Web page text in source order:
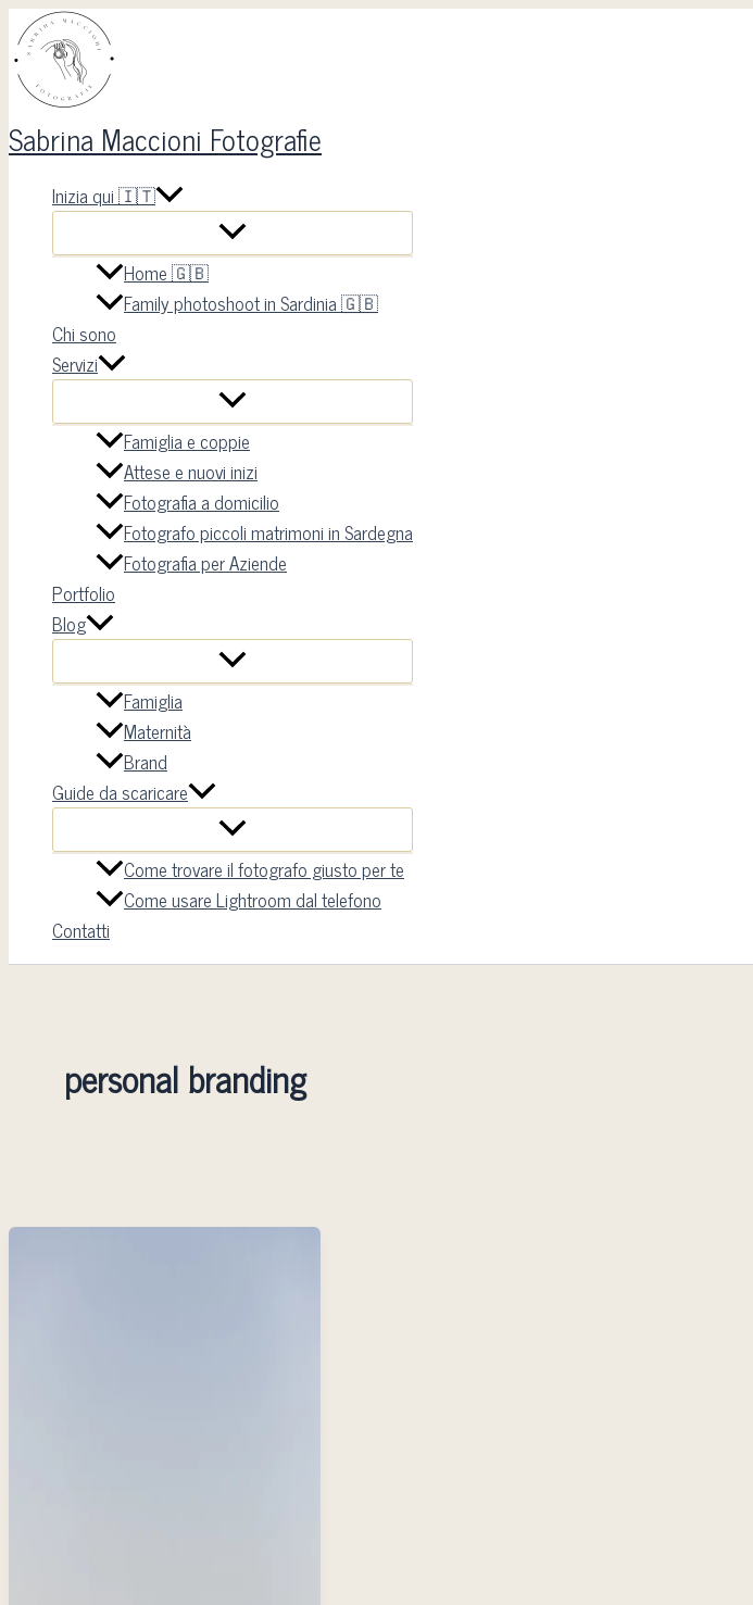
Vai
al
contenuto
Sabrina Maccioni Fotografie
Inizia qui 🇮🇹
Home 🇬🇧
Family photoshoot in Sardinia 🇬🇧
Chi sono
Servizi
Famiglia e coppie
Attese e nuovi inizi
Fotografia a domicilio
Fotografo piccoli matrimoni in Sardegna
Fotografia per Aziende
Portfolio
Blog
Famiglia
Maternità
Brand
Guide da scaricare
Come trovare il fotografo giusto per te
Come usare Lightroom dal telefono
Contatti
personal branding
Servizio
Fotografico
Branding:
Come
Storia